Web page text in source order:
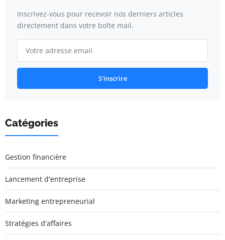
Inscrivez-vous pour recevoir nos derniers articles
directement dans votre boîte mail.
S'inscrire
Catégories
Gestion financière
Lancement d'entreprise
Marketing entrepreneurial
Stratégies d'affaires